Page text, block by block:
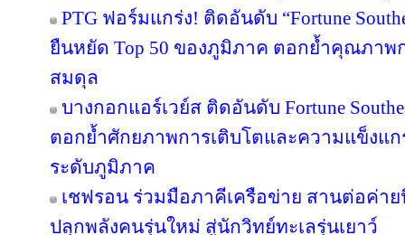
PTG ฟอร์มแกร่ง! ติดอันดับ “Fortune
ยืนหยัด Top 50 ของภูมิภาค ตอกย้ำคุณภาพ
สมดุล
บางกอกแอร์เวย์ส ติดอันดับ Fortune
ตอกย้ำศักยภาพการเติบโตและความแข็งแ
ระดับภูมิภาค
เชฟรอน ร่วมมือภาคีเครือข่าย สานต่อค่าย
ปลุกพลังคนรุ่นใหม่ สู่นักวิทย์ทะเลรุ่นเยาว์